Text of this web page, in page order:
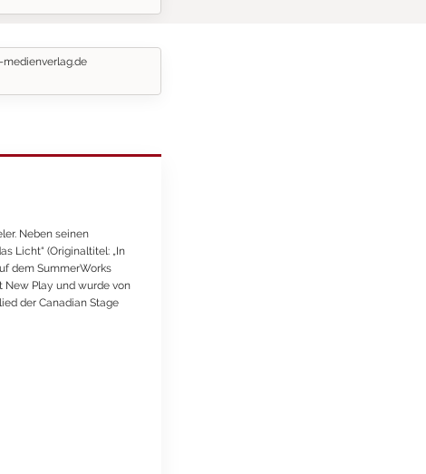
Neben seinen
Licht“ (Originaltitel: „In
dem SummerWorks
New Play und wurde von
der Canadian Stage